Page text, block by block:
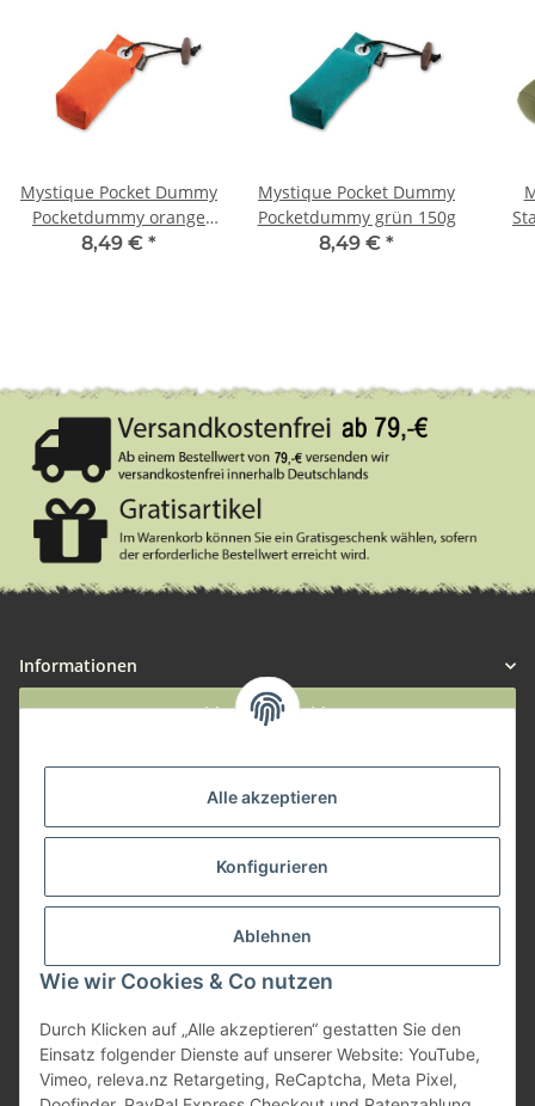
Alle akzeptieren
Konfigurieren
Ablehnen
Wie wir Cookies & Co nutzen
Durch Klicken auf „Alle akzeptieren“ gestatten Sie den
Einsatz folgender Dienste auf unserer Website: YouTube,
Vimeo, releva.nz Retargeting, ReCaptcha, Meta Pixel,
Mystique Pocket Dummy
Pocketdummy orange
150g
8,49 € *
Mystique Pocket Dummy
Pocketdummy grün 150g
8,49 € *
Informationen
Widerruf anmelden
Herstellerinformationen